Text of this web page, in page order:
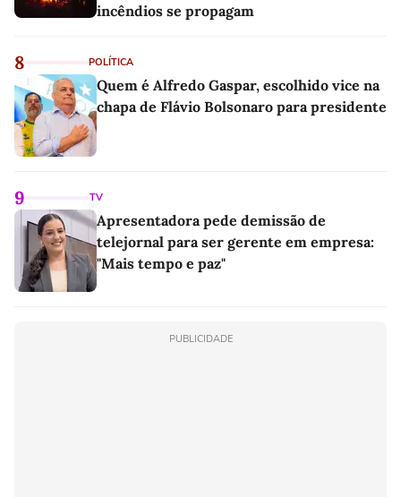
incêndios se propagam
8 POLÍTICA
Quem é Alfredo Gaspar, escolhido vice na
chapa de Flávio Bolsonaro para presidente
9 TV
Apresentadora pede demissão de
telejornal para ser gerente em empresa:
"Mais tempo e paz"
PUBLICIDADE